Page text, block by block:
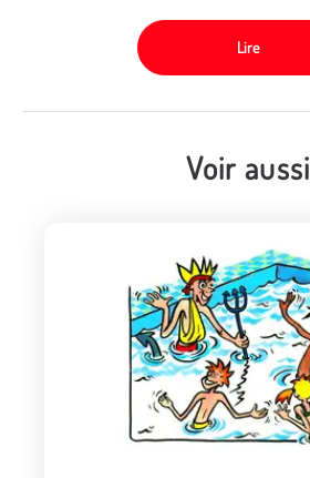
Lire
Voir aussi